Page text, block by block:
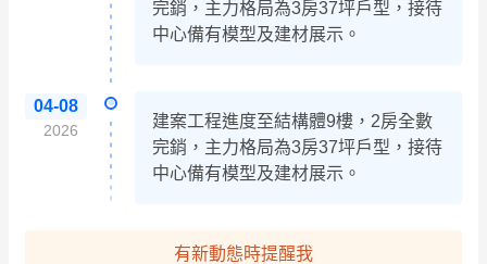
完銷，主力格局為3房37坪戶型，接待
中心備有模型及建材展示。
04-08
2026
建案工程進度至結構體9樓，2房全數
完銷，主力格局為3房37坪戶型，接待
中心備有模型及建材展示。
有新動態時提醒我